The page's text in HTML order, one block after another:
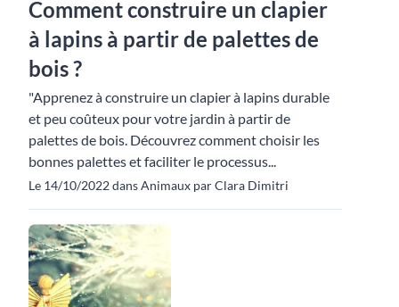
Comment construire un clapier
à lapins à partir de palettes de
bois ?
"Apprenez à construire un clapier à lapins durable
et peu coûteux pour votre jardin à partir de
palettes de bois. Découvrez comment choisir les
bonnes palettes et faciliter le processus...
Le 14/10/2022 dans Animaux par Clara Dimitri